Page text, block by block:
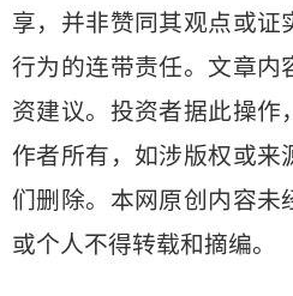
享，并非赞同其观点或证
行为的连带责任。文章内
资建议。投资者据此操作
作者所有，如涉版权或来
们删除。本网原创内容未
或个人不得转载和摘编。